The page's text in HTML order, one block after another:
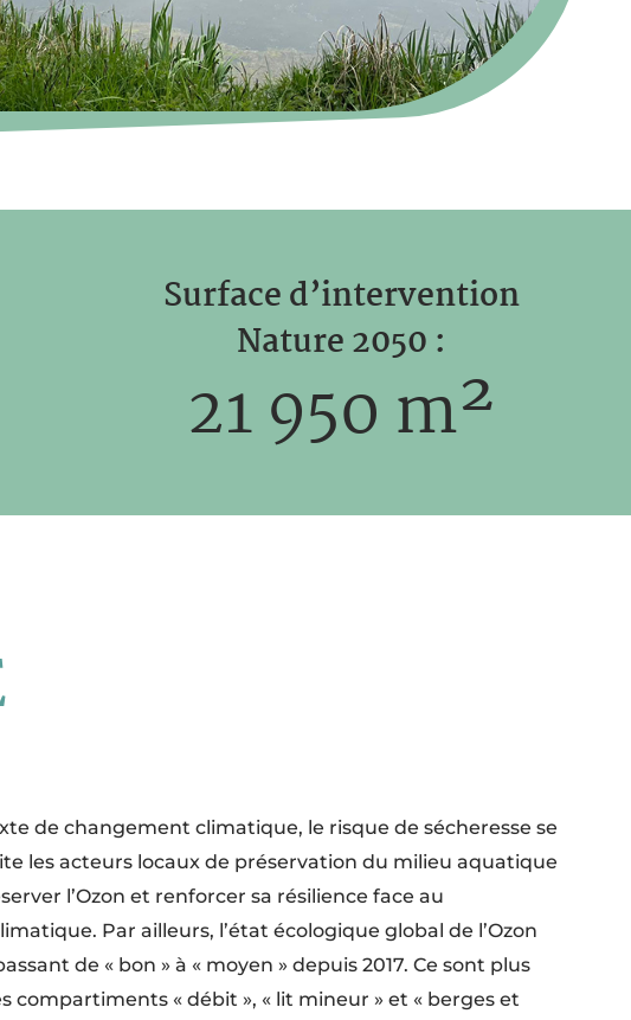
Surface d’intervention
Nature 2050 :
21 950 m²
de changement climatique, le risque de sécheresse se
les acteurs locaux de préservation du milieu aquatique
l’Ozon et renforcer sa résilience face au
Par ailleurs, l’état écologique global de l’Ozon
de « bon » à « moyen » depuis 2017. Ce sont plus
compartiments « débit », « lit mineur » et « berges et